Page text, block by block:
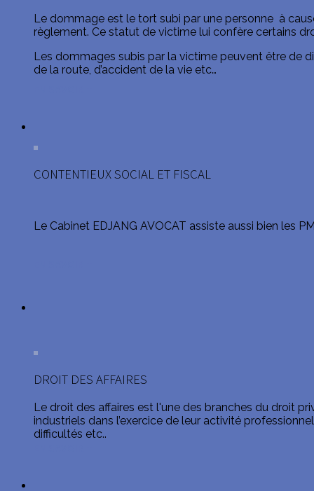
Le dommage est le tort subi par une personne à
règlement. Ce statut de victime lui confère certains
Les dommages subis par la victime peuvent être de
de la route, d’accident de la vie etc…
CONTENTIEUX SOCIAL ET FISCAL
Le Cabinet EDJANG AVOCAT assiste aussi bien les
DROIT DES AFFAIRES
Le droit des affaires est l'une des branches du droit
industriels dans l’exercice de leur activité
difficultés etc..